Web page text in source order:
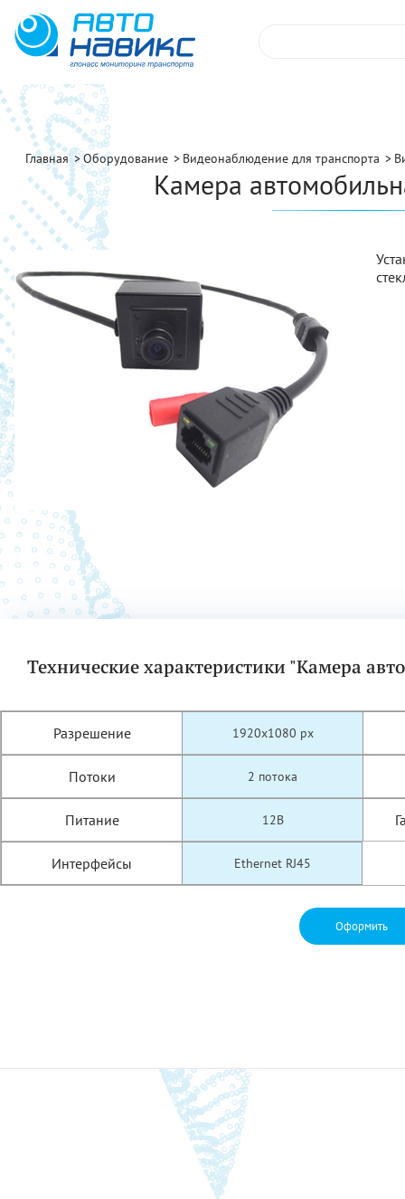
Главная Оборудование Видеонаблюдение для транспорта
Камера
Технические характеристики "Камера
Разрешение 1920x1080 px
Потоки 2 потока
Питание 12В
Интерфейсы Ethernet RJ45
Оформить